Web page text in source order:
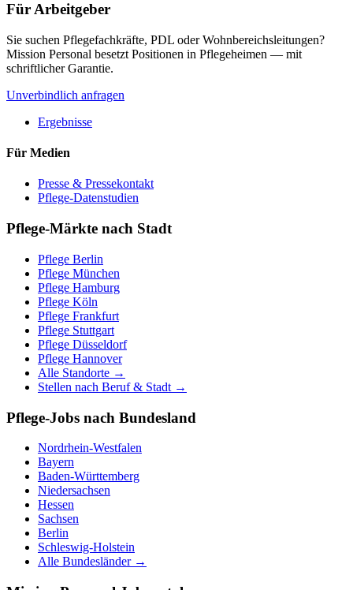
Für Arbeitgeber
Sie suchen Pflegefachkräfte, PDL oder Wohnbereichsleitungen?
Mission Personal besetzt Positionen in Pflegeheimen — mit
schriftlicher Garantie.
Unverbindlich anfragen
Ergebnisse
Für Medien
Presse & Pressekontakt
Pflege-Datenstudien
Pflege-Märkte nach Stadt
Pflege Berlin
Pflege München
Pflege Hamburg
Pflege Köln
Pflege Frankfurt
Pflege Stuttgart
Pflege Düsseldorf
Pflege Hannover
Alle Standorte →
Stellen nach Beruf & Stadt →
Pflege-Jobs nach Bundesland
Nordrhein-Westfalen
Bayern
Baden-Württemberg
Niedersachsen
Hessen
Sachsen
Berlin
Schleswig-Holstein
Alle Bundesländer →